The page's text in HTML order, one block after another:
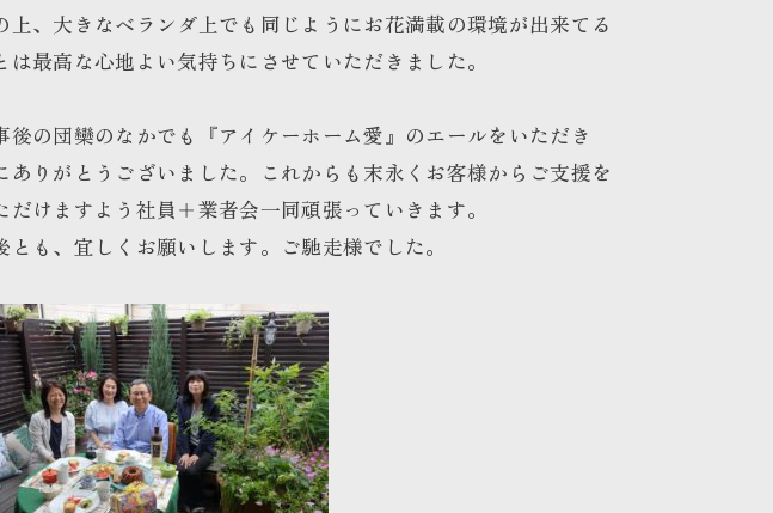
上、大きなベランダ上でも同じようにお花満載の環境が出来てる
は最高な心地よい気持ちにさせていただきました。
後の団欒のなかでも『アイケーホーム愛』のエールをいただき
ありがとうございました。これからも末永くお客様からご支援を
だけますよう社員＋業者会一同頑張っていきます。
とも、宜しくお願いします。ご馳走様でした。